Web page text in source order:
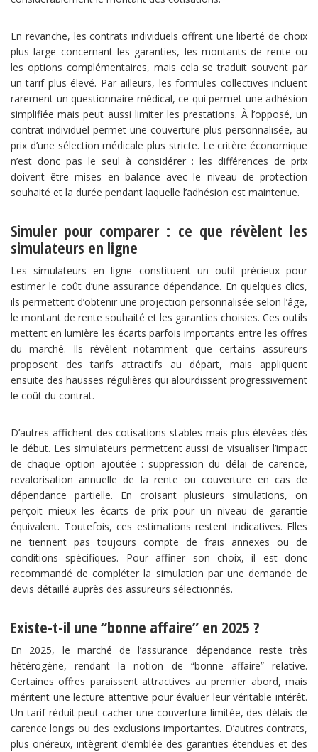
En revanche, les contrats individuels offrent une liberté de choix
plus large concernant les garanties, les montants de rente ou
les options complémentaires, mais cela se traduit souvent par
un tarif plus élevé. Par ailleurs, les formules collectives incluent
rarement un questionnaire médical, ce qui permet une adhésion
simplifiée mais peut aussi limiter les prestations. À l’opposé, un
contrat individuel permet une couverture plus personnalisée, au
prix d’une sélection médicale plus stricte. Le critère économique
n’est donc pas le seul à considérer : les différences de prix
doivent être mises en balance avec le niveau de protection
souhaité et la durée pendant laquelle l’adhésion est maintenue.
Simuler pour comparer : ce que révèlent les
simulateurs en ligne
Les simulateurs en ligne constituent un outil précieux pour
estimer le coût d’une assurance dépendance. En quelques clics,
ils permettent d’obtenir une projection personnalisée selon l’âge,
le montant de rente souhaité et les garanties choisies. Ces outils
mettent en lumière les écarts parfois importants entre les offres
du marché. Ils révèlent notamment que certains assureurs
proposent des tarifs attractifs au départ, mais appliquent
ensuite des hausses régulières qui alourdissent progressivement
le coût du contrat.
D’autres affichent des cotisations stables mais plus élevées dès
le début. Les simulateurs permettent aussi de visualiser l’impact
de chaque option ajoutée : suppression du délai de carence,
revalorisation annuelle de la rente ou couverture en cas de
dépendance partielle. En croisant plusieurs simulations, on
perçoit mieux les écarts de prix pour un niveau de garantie
équivalent. Toutefois, ces estimations restent indicatives. Elles
ne tiennent pas toujours compte de frais annexes ou de
conditions spécifiques. Pour affiner son choix, il est donc
recommandé de compléter la simulation par une demande de
devis détaillé auprès des assureurs sélectionnés.
Existe-t-il une “bonne affaire” en 2025 ?
En 2025, le marché de l’assurance dépendance reste très
hétérogène, rendant la notion de “bonne affaire” relative.
Certaines offres paraissent attractives au premier abord, mais
méritent une lecture attentive pour évaluer leur véritable intérêt.
Un tarif réduit peut cacher une couverture limitée, des délais de
carence longs ou des exclusions importantes. D’autres contrats,
plus onéreux, intègrent d’emblée des garanties étendues et des